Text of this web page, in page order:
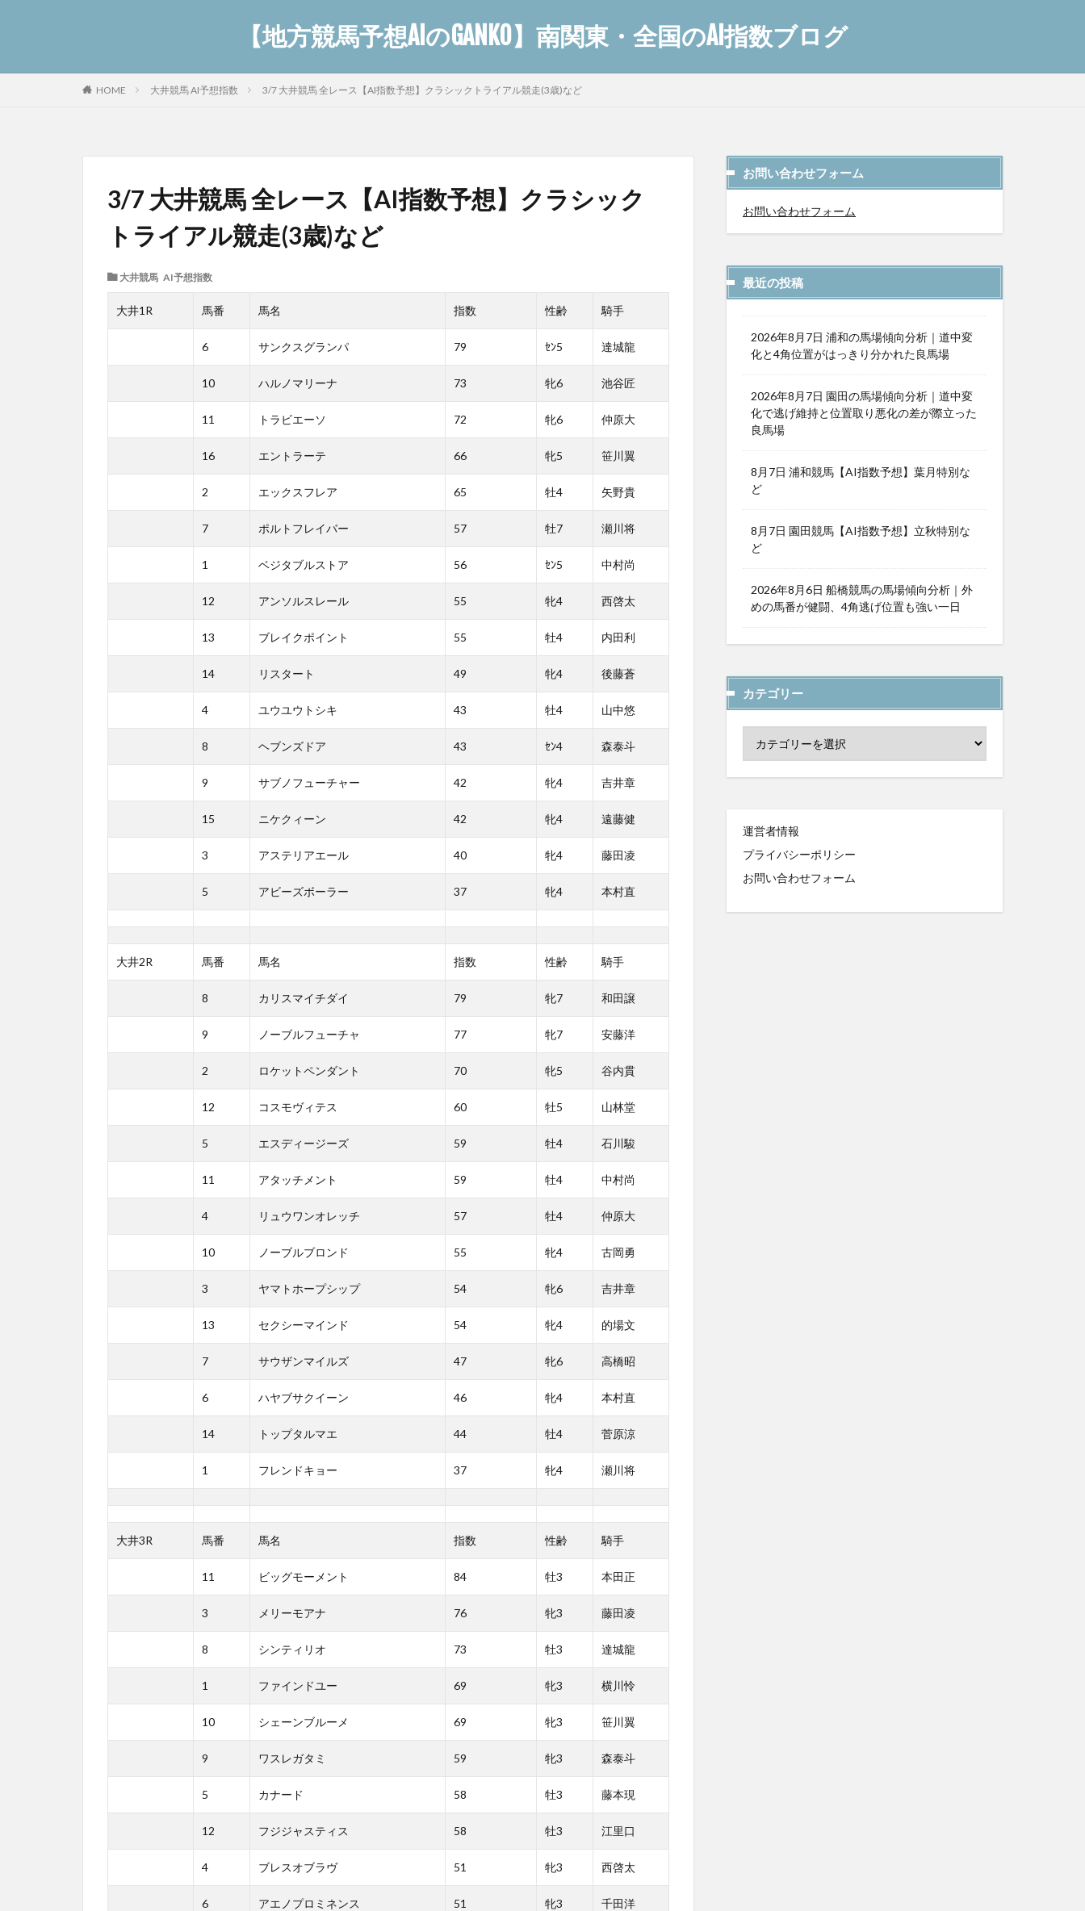
【地方競馬予想AIのGANKO】南関東・全国のAI指数ブログ
HOME 大井競馬 AI予想指数 3/7 大井競馬 全レース【AI指数予想】クラシックトライアル競走(3歳)など
3/7 大井競馬 全レース【AI指数予想】クラシック
トライアル競走(3歳)など
大井競馬 AI予想指数
大井1R 馬番 馬名 指数 性齢 騎手
6 サンクスグランパ 79 ｾﾝ5 達城龍
10 ハルノマリーナ 73 牝6 池谷匠
11 トラビエーソ 72 牝6 仲原大
16 エントラーテ 66 牝5 笹川翼
2 エックスフレア 65 牡4 矢野貴
7 ポルトフレイバー 57 牡7 瀬川将
1 ベジタブルストア 56 ｾﾝ5 中村尚
12 アンソルスレール 55 牝4 西啓太
13 ブレイクポイント 55 牡4 内田利
14 リスタート 49 牝4 後藤蒼
4 ユウユウトシキ 43 牡4 山中悠
8 ヘブンズドア 43 ｾﾝ4 森泰斗
9 サブノフューチャー 42 牝4 吉井章
15 ニケクィーン 42 牝4 遠藤健
3 アステリアエール 40 牝4 藤田凌
5 アビーズボーラー 37 牝4 本村直
大井2R 馬番 馬名 指数 性齢 騎手
8 カリスマイチダイ 79 牝7 和田譲
9 ノーブルフューチャ 77 牝7 安藤洋
2 ロケットペンダント 70 牝5 谷内貫
12 コスモヴィテス 60 牡5 山林堂
5 エスディージーズ 59 牡4 石川駿
11 アタッチメント 59 牡4 中村尚
4 リュウワンオレッチ 57 牡4 仲原大
10 ノーブルブロンド 55 牝4 古岡勇
3 ヤマトホープシップ 54 牝6 吉井章
13 セクシーマインド 54 牝4 的場文
7 サウザンマイルズ 47 牝6 高橋昭
6 ハヤブサクイーン 46 牝4 本村直
14 トップタルマエ 44 牡4 菅原涼
1 フレンドキョー 37 牝4 瀬川将
大井3R 馬番 馬名 指数 性齢 騎手
11 ビッグモーメント 84 牡3 本田正
3 メリーモアナ 76 牝3 藤田凌
8 シンティリオ 73 牡3 達城龍
1 ファインドユー 69 牝3 横川怜
10 シェーンブルーメ 69 牝3 笹川翼
9 ワスレガタミ 59 牝3 森泰斗
5 カナード 58 牡3 藤本現
12 フジジャスティス 58 牡3 江里口
4 ブレスオブラヴ 51 牝3 西啓太
6 アエノプロミネンス 51 牝3 千田洋
お問い合わせフォーム
お問い合わせフォーム
最近の投稿
2026年8月7日 浦和の馬場傾向分析｜道中変
化と4角位置がはっきり分かれた良馬場
2026年8月7日 園田の馬場傾向分析｜道中変
化で逃げ維持と位置取り悪化の差が際立った
良馬場
8月7日 浦和競馬【AI指数予想】葉月特別な
ど
8月7日 園田競馬【AI指数予想】立秋特別な
ど
2026年8月6日 船橋競馬の馬場傾向分析｜外
めの馬番が健闘、4角逃げ位置も強い一日
カテゴリー
運営者情報
プライバシーポリシー
お問い合わせフォーム